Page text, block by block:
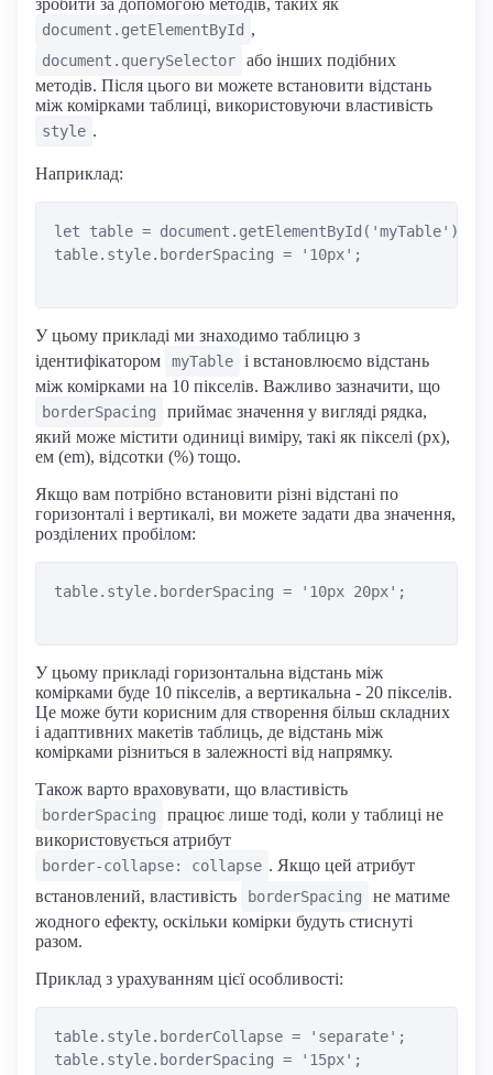
зробити за допомогою методів, таких як
document.getElementById ,
document.querySelector
або інших подібних
методів. Після цього ви можете встановити відстань
між комірками таблиці, використовуючи властивість
style .
Наприклад:
let table = document.getElementById('myTable');
table.style.borderSpacing = '10px';
У цьому прикладі ми знаходимо таблицю з
ідентифікатором
myTable
і встановлюємо відстань
між комірками на 10 пікселів. Важливо зазначити, що
borderSpacing
приймає значення у вигляді рядка,
який може містити одиниці виміру, такі як пікселі (px),
ем (em), відсотки (%) тощо.
Якщо вам потрібно встановити різні відстані по
горизонталі і вертикалі, ви можете задати два значення,
розділених пробілом:
table.style.borderSpacing = '10px 20px';
У цьому прикладі горизонтальна відстань між
комірками буде 10 пікселів, а вертикальна - 20 пікселів.
Це може бути корисним для створення більш складних
і адаптивних макетів таблиць, де відстань між
комірками різниться в залежності від напрямку.
Також варто враховувати, що властивість
borderSpacing
працює лише тоді, коли у таблиці не
використовується атрибут
border-collapse: collapse . Якщо цей атрибут
встановлений, властивість
borderSpacing
не матиме
жодного ефекту, оскільки комірки будуть стиснуті
разом.
Приклад з урахуванням цієї особливості:
table.style.borderCollapse = 'separate';
table.style.borderSpacing = '15px';